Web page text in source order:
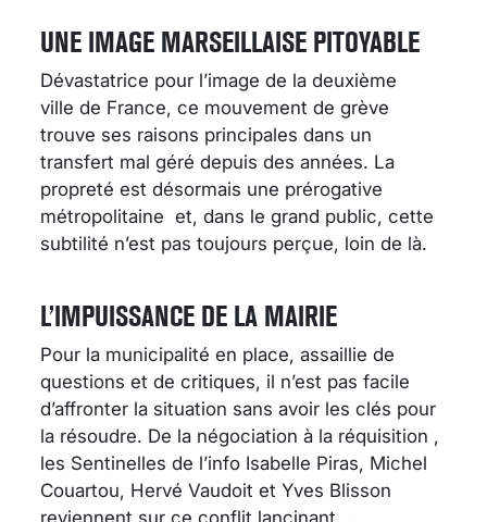
UNE IMAGE MARSEILLAISE PITOYABLE
Dévastatrice pour l’image de la deuxième
ville de France, ce mouvement de grève
trouve ses raisons principales dans un
transfert mal géré depuis des années. La
propreté est désormais une prérogative
métropolitaine et, dans le grand public, cette
subtilité n’est pas toujours perçue, loin de là.
L’IMPUISSANCE DE LA MAIRIE
Pour la municipalité en place, assaillie de
questions et de critiques, il n’est pas facile
d’affronter la situation sans avoir les clés pour
la résoudre. De la négociation à la réquisition ,
les Sentinelles de l’info Isabelle Piras, Michel
Couartou, Hervé Vaudoit et Yves Blisson
reviennent sur ce conflit lancinant…